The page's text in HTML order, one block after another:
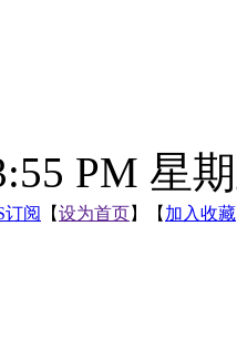
PM 星
订阅 【设为首页】【 加入收藏